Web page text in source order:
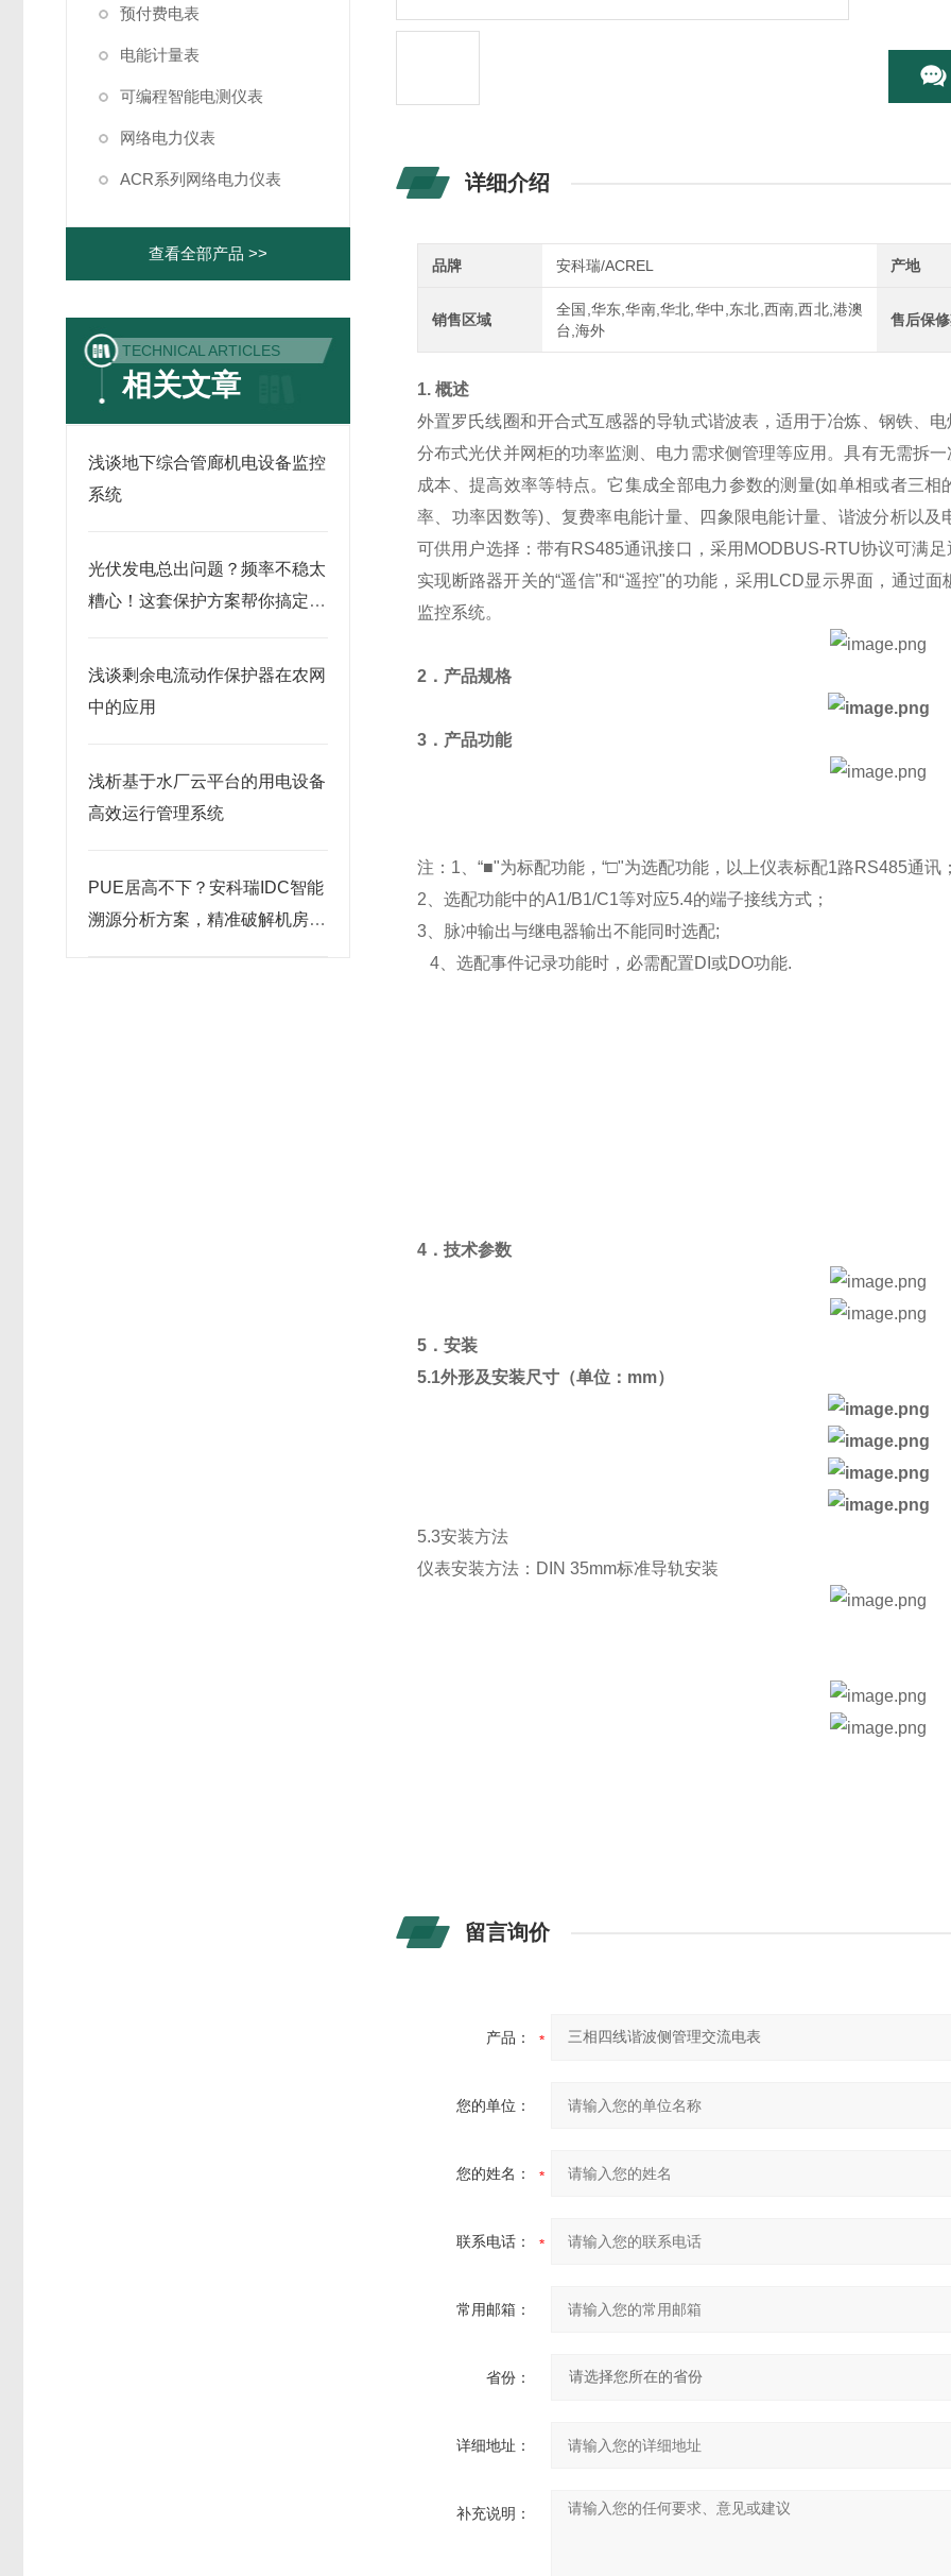
预付费电表
电能计量表
可编程智能电测仪表
网络电力仪表
ACR系列网络电力仪表
查看全部产品 >>
TECHNICAL ARTICLES
相关文章
浅谈地下综合管廊机电设备监控
系统
光伏发电总出问题？频率不稳太
糟心！这套保护方案帮你搞定发
浅谈剩余电流动作保护器在农网
中的应用
浅析基于水厂云平台的用电设备
高效运行管理系统
PUE居高不下？安科瑞IDC智能
溯源分析方案，精准破解机房节
详细介绍
品牌 安科瑞/ACREL 产地
销售区域
全国,华东,华南,华北,华中,东北,西南,西北,港澳
台,海外
售后保
1. 概述
外置罗氏线圈和开合式互感器的导轨式谐波表，适用于冶炼、钢铁、
分布式光伏并网柜的功率监测、电力需求侧管理等应用。具有无需拆
成本、提高效率等特点。它集成全部电力参数的测量(如单相或者三
率、功率因数等)、复费率电能计量、四象限电能计量、谐波分析以
可供用户选择：带有RS485通讯接口，采用MODBUS-RTU协议可满
实现断路器开关的“遥信"和“遥控"的功能，采用LCD显示界面，通过
监控系统。
2．产品规格
3．产品功能
注：1、“■"为标配功能，“□"为选配功能，以上仪表标配1路RS485通讯
2、选配功能中的A1/B1/C1等对应5.4的端子接线方式；
3、脉冲输出与继电器输出不能同时选配;
4、选配事件记录功能时，必需配置DI或DO功能.
4．技术参数
5．安装
5.1外形及安装尺寸（单位：mm）
5.3安装方法
仪表安装方法：DIN 35mm标准导轨安装
留言询价
产品：
您的单位：
您的姓名：
联系电话：
常用邮箱：
省份：
详细地址：
补充说明：